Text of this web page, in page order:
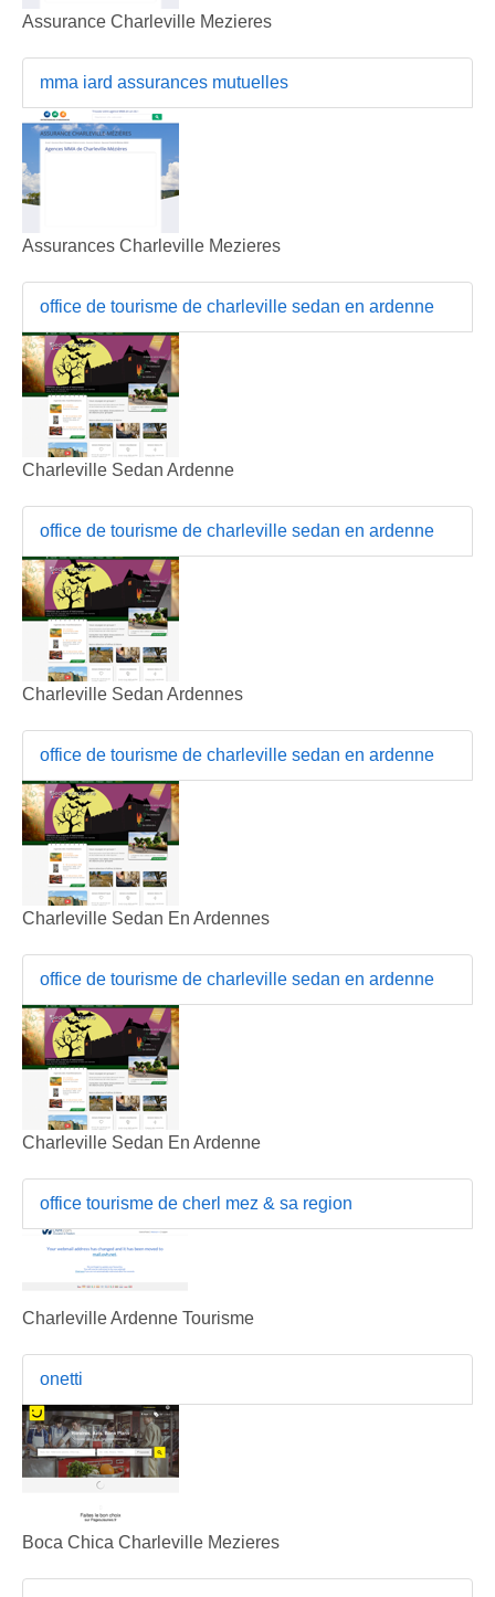
Assurance Charleville Mezieres
mma iard assurances mutuelles
Assurances Charleville Mezieres
office de tourisme de charleville sedan en ardenne
Charleville Sedan Ardenne
office de tourisme de charleville sedan en ardenne
Charleville Sedan Ardennes
office de tourisme de charleville sedan en ardenne
Charleville Sedan En Ardennes
office de tourisme de charleville sedan en ardenne
Charleville Sedan En Ardenne
office tourisme de cherl mez & sa region
Charleville Ardenne Tourisme
onetti
Boca Chica Charleville Mezieres